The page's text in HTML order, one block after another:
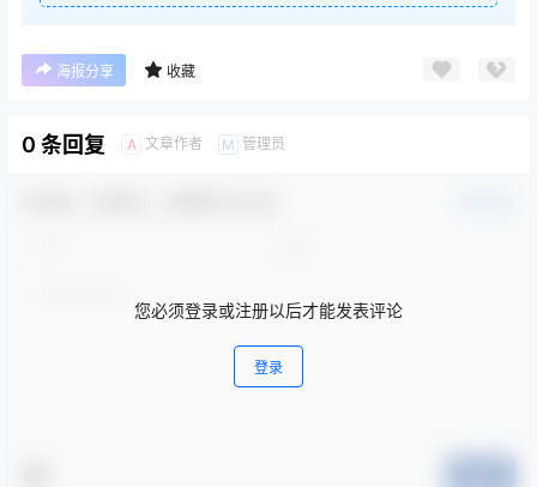
海报分享 收藏
0 条回复 A 文章作者 M 管理员
您必须登录或注册以后才能发表评论
登录